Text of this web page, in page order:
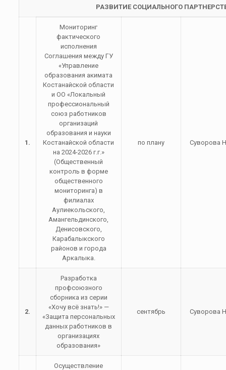
РАЗВИТИЕ СОЦИАЛЬНОГО
1.
Мониторинг
фактического
исполнения
Соглашения между ГУ
«Управление
образования акимата
Костанайской области
и ОО «Локальный
профессиональный
союз работников
организаций
образования и науки
Костанайской области
на 2024-2026 г.г.»
(Общественный
контроль в форме
общественного
мониторинга) в
филиалах
Аулиекольского,
Амангельдинского,
Денисовского,
Карабалыкского
районов и города
Аркалыка.
по плану Суворова
2.
Разработка
профсоюзного
сборника из серии
«Хочу всё знать!» —
«Защита персональных
данных работников в
организациях
образования»
сентябрь Суворова
Осуществление